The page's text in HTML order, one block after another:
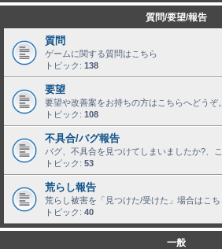
質問/要望/報告
質問
ゲームに関する質問はこちら
トピック: 138
要望
要望や改善案をお持ちの方はこちらへどうぞ。
トピック: 108
不具合/バグ報告
バグ、不具合を見つけてしまいましたか?、
トピック: 53
荒らし報告
荒らし被害を「見つけた/受けた」場合はこち
トピック: 40
一般